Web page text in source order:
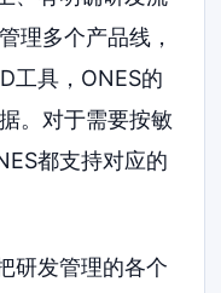
理多个产品线，
工具，ONES的
。对于需要按敏
都支持对应的
研发管理的各个